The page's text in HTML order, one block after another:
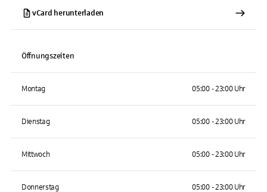
vCard herunterladen
Öffnungszeiten
Montag 05:00 - 23:00 Uhr
Dienstag 05:00 - 23:00 Uhr
Mittwoch 05:00 - 23:00 Uhr
Donnerstag 05:00 - 23:00 Uhr